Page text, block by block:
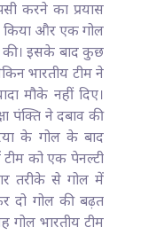
करने का प्रयास
किया और एक गोल
इसके बाद कुछ
भारतीय टीम ने
मौके नहीं दिए।
पंक्ति ने दबाव की
के गोल के बाद
को एक पेनल्टी
तरीके से गोल में
दो गोल की बढ़त
भारतीय टीम